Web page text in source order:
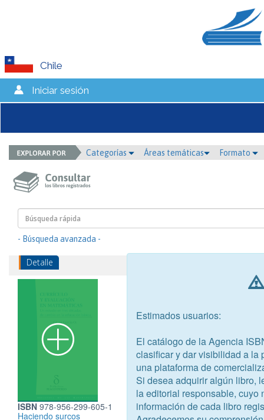
Chile
Iniciar sesión
Categorías Áreas temáticas Formato
- Búsqueda avanzada -
Detalle
ISBN 978-956-299-605-1
Haciendo surcos
Estimados usuarios:
El catálogo de la Agencia
clasificar y dar visibilidad a la
una plataforma de
Si desea adquirir algún libro,
la editorial responsable, cuyo
información de cada libro